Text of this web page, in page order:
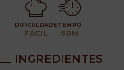
DIFICULDADE
FÁCIL
TEMPO
60M
INGREDIENTES